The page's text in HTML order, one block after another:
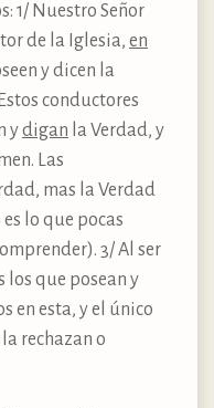
1/ Nuestro Señor
de la Iglesia, en
y dicen la
conductores
ydigan la Verdad, y
Las
mas la Verdad
lo que pocas
3/ Al ser
los que posean y
en esta, y el único
rechazan o